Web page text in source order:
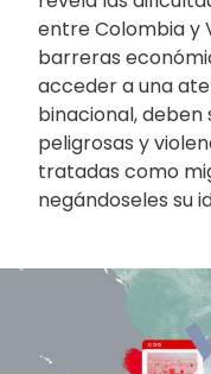
entre Colombia y
barreras
acceder a una
binacional,
peligrosas y
tratadas como
negándoseles su